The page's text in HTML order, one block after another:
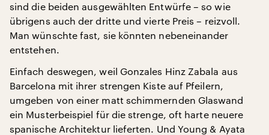
sind die beiden ausgewählten Entwürfe – so wie
übrigens auch der dritte und vierte Preis – reizvoll.
Man wünschte fast, sie könnten nebeneinander
entstehen.
Einfach deswegen, weil Gonzales Hinz Zabala aus
Barcelona mit ihrer strengen Kiste auf Pfeilern,
umgeben von einer matt schimmernden Glaswand
ein Musterbeispiel für die strenge, oft harte neuere
spanische Architektur lieferten. Und Young & Ayata